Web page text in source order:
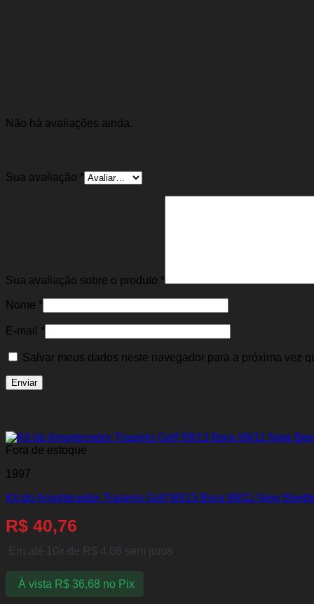
Não há avaliações ainda.
Sua avaliação *
Sua avaliação sobre o produto *
Nome *
E-mail *
Salvar meus dados neste navegador para a próxima vez
Fora de estoque
1997
Kit do Amortecedor Traseiro Golf 99/13 Bora 99/11 New
R$ 40,76
Em até 10x de R$ 4,08 sem juros
À vista R$36,68 no Pix